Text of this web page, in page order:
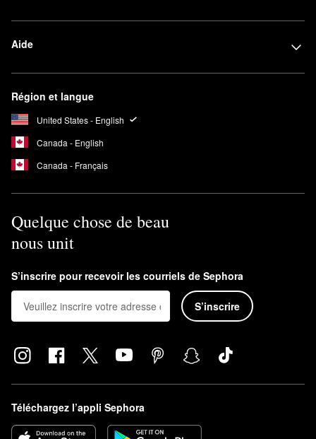
Aide
Région et langue
United States - English
Canada - English
Canada - Français
Quelque chose de beau
nous unit
S’inscrire pour recevoir les courriels de Sephora
S’inscrire
Téléchargez l’appli Sephora